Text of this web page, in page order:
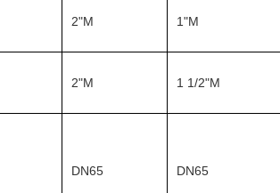
2"M 1"M
2"M 1 1/2"M
DN65 DN65